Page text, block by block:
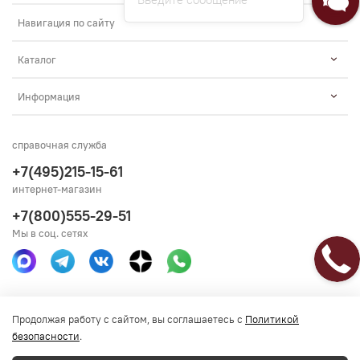
Навигация по сайту
Каталог
Информация
Получить консультацию
справочная служба
+7(495)215-15-61
интернет-магазин
+7(800)555-29-51
Мы в соц. сетях
Продолжая работу с сайтом, вы соглашаетесь с Политикой
безопасности.